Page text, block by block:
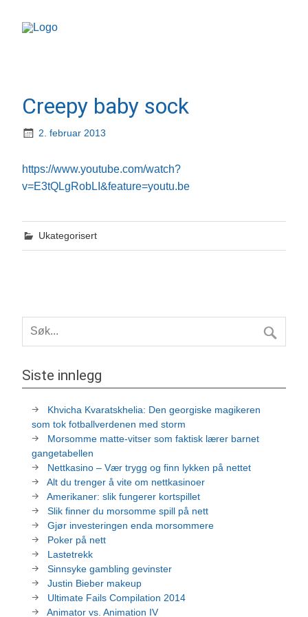
Creepy baby sock
2. februar 2013
https://www.youtube.com/watch?
v=E3tQLgRobLI&feature=youtu.be
Ukategorisert
Siste innlegg
Khvicha Kvaratskhelia: Den georgiske magikeren
som tok fotballverdenen med storm
Morsomme matte-vitser som faktisk lærer barnet
gangetabellen
Nettkasino – Vær trygg og finn lykken på nettet
Alt du trenger å vite om nettkasinoer
Amerikaner: slik fungerer kortspillet
Slik finner du morsomme spill på nett
Gjør investeringen enda morsommere
Poker på nett
Lastetrekk
Sinnsyke gambling gevinster
Justin Bieber makeup
Ultimate Fails Compilation 2014
Animator vs. Animation IV